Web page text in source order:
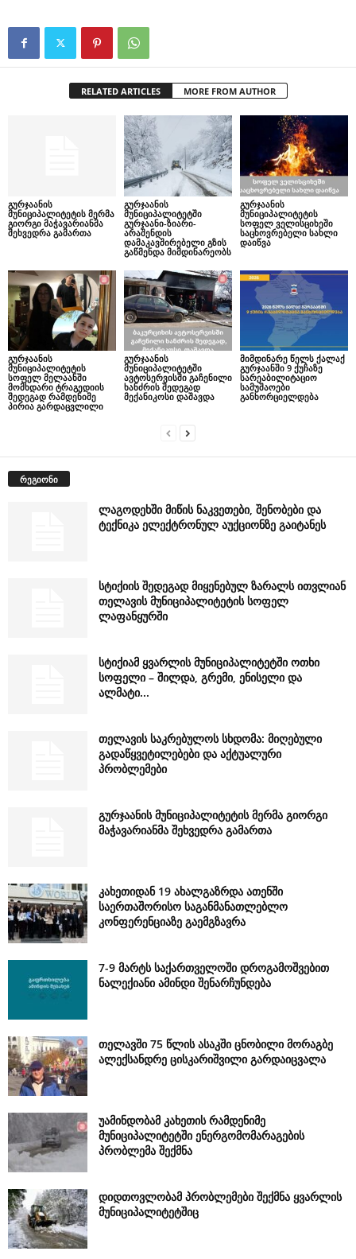
RELATED ARTICLES MORE FROM AUTHOR
გურჯაანის
მუნიციპალიტეტის მერმა
გიორგი მაჭავარიანმა
შეხვედრა გამართა
გურჯაანის
მუნიციპალიტეტში
გურჯაანი-ზიარი-
არაშენდის
დამაკავშირებელი გზის
გაწმენდა მიმდინარეობს
გურჯაანის
მუნიციპალიტეტის
სოფელ ველისციხეში
საცხოვრებელი სახლი
დაიწვა
გურჯაანის
მუნიციპალიტეტის
სოფელ მელაანში
მომხდარი ტრაგედიის
შედეგად რამდენიმე
პირია გარდაცვლილი
გურჯაანის
მუნიციპალიტეტში
ავტოსერვისში გაჩენილი
ხანძრის შედეგად
მექანიკოსი დაშავდა
მიმდინარე წელს ქალაქ
გურჯაანში 9 ქუჩაზე
სარეაბილიტაციო
სამუშაოები
განხორციელდება
რეგიონი
ლაგოდეხში მიწის ნაკვეთები, შენობები და
ტექნიკა ელექტრონულ აუქციონზე გაიტანეს
სტიქიის შედეგად მიყენებულ ზარალს ითვლიან
თელავის მუნიციპალიტეტის სოფელ
ლაფანყურში
სტიქიამ ყვარლის მუნიციპალიტეტში ოთხი
სოფელი – შილდა, გრემი, ენისელი და
ალმატი...
თელავის საკრებულოს სხდომა: მიღებული
გადაწყვეტილებები და აქტუალური
პრობლემები
გურჯაანის მუნიციპალიტეტის მერმა გიორგი
მაჭავარიანმა შეხვედრა გამართა
კახეთიდან 19 ახალგაზრდა ათენში
საერთაშორისო საგანმანათლებლო
კონფერენციაზე გაემგზავრა
7-9 მარტს საქართველოში დროგამოშვებით
ნალექიანი ამინდი შენარჩუნდება
თელავში 75 წლის ასაკში ცნობილი მორაგბე
ალექსანდრე ცისკარიშვილი გარდაიცვალა
უამინდობამ კახეთის რამდენიმე
მუნიციპალიტეტში ენერგომომარაგების
პრობლემა შექმნა
დიდთოვლობამ პრობლემები შექმნა ყვარლის
მუნიციპალიტეტშიც